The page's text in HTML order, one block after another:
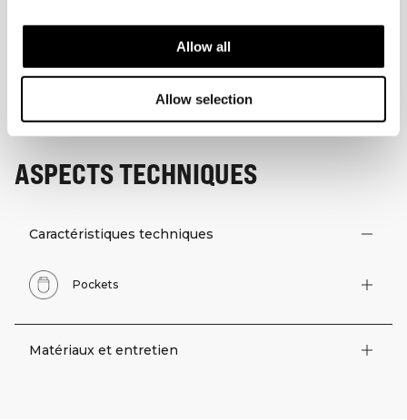
Allow all
Allow selection
ASPECTS TECHNIQUES
Caractéristiques techniques
Pockets
Matériaux et entretien